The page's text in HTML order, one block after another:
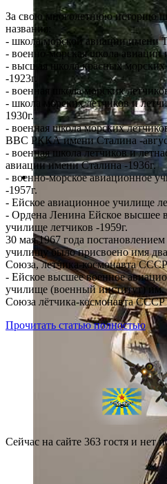
За свою многолетнюю историю
названия:
- школа морской авиации имени
- военно-морская школа авиации
- высшая школа красных
-1923г.
- военная школа морских
- школа морских летчиков и
1930г.
- военная школа морских
ВВС РККА имени Сталина -
- военная школа летчиков и
авиации имени Сталина -1936г.
- военно-морское авиационное
-1957г.
- Ейское авиационное училище
- Ордена Ленина Ейское высшее
училище летчиков -1959г.
30 мая 1967 года
училищу было присвоено имя
Союза, летчика-космонавта
- Ейское высшее военное
училище (военный институт) им.
Союза лётчика-космонавта
Прочитать статью полностью
Сейчас на сайте 363 гостя и нет